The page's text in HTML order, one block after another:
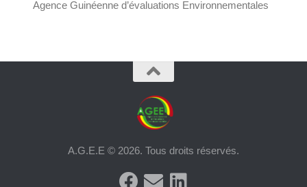
Agence Guinéenne d’évaluations Environnementales
A.G.E.E © 2026. Tous droits réservés.